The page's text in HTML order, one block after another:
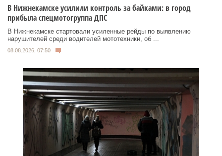
В Нижнекамске усилили контроль за байками: в город
прибыла спецмотогруппа ДПС
В Нижнекамске стартовали усиленные рейды по выявлению
нарушителей среди водителей мототехники, об ...
08.08.2026, 07:50